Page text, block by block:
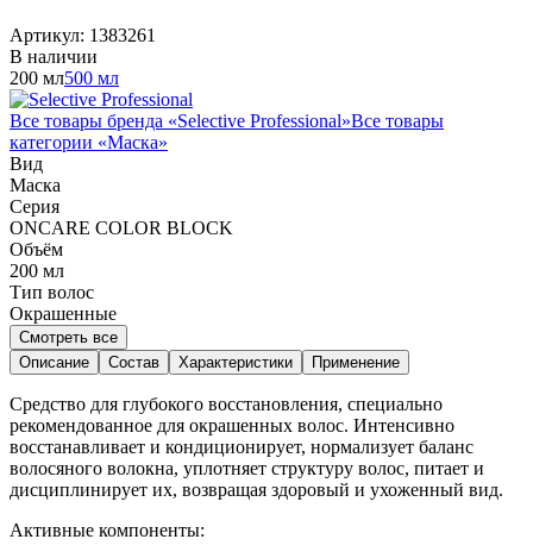
Артикул: 1383261
В наличии
200 мл500 мл
Все товары бренда «Selective Professional»Все товары
категории «Маска»
Вид
Маска
Серия
ONCARE COLOR BLOCK
Объём
200 мл
Тип волос
Окрашенные
Смотреть все
Описание
Состав Характеристики Применение
Средство для глубокого восстановления, специально
рекомендованное для окрашенных волос. Интенсивно
восстанавливает и кондиционирует, нормализует баланс
волосяного волокна, уплотняет структуру волос, питает и
дисциплинирует их, возвращая здоровый и ухоженный вид.
Активные компоненты: